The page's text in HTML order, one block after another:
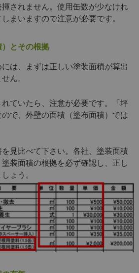
されません。使用缶数が少なけれ
まいますので注意が必要です。
とその根拠
は、まずは正しい塗装面積が算出
ん。
ていたら、注意が必要です。「坪
で、外壁の面積（塗布面積）では
見比べて下さい。各社、塗装面積
装面積の根拠を必ず確認し、正し
ょう。